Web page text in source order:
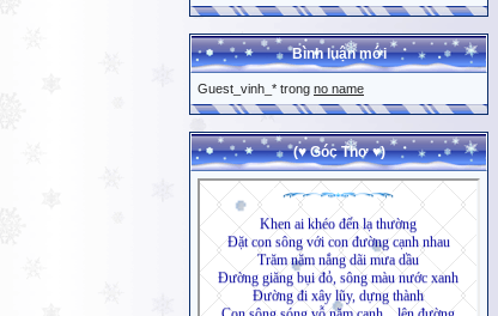
Bình luận mới
Guest_vinh_* trong no name
(♥ Góc Thơ ♥)